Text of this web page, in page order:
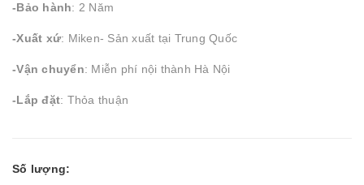
-Bảo hành: 2 Năm
-Xuất xứ: Miken- Sản xuất tại Trung Quốc
-Vận chuyển: Miễn phí nội thành Hà Nội
-Lắp đặt: Thỏa thuận
Số lượng: